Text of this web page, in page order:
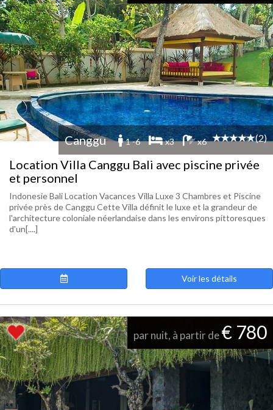
Canggu 1 -6 x3 x6 (2)
Location Villa Canggu Bali avec piscine privée
et personnel
Indonesie Bali Location Vacances Villa Luxe 3 Chambres et Piscine
privée près de Canggu Cette Villa définit le luxe et la grandeur de
l'architecture coloniale néerlandaise dans les environs pittoresques
d'un[....]
Voir les détails
par nuit, à partir de€ 780